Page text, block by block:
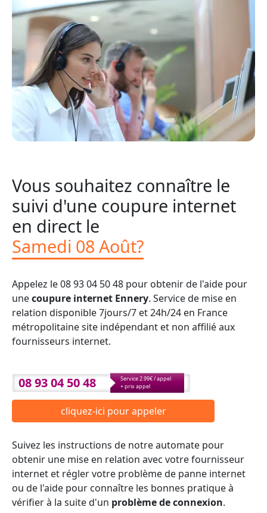
Vous souhaitez connaître le
suivi d'une coupure internet
en direct le
Samedi 08 Août?
Appelez le 08 93 04 50 48 pour obtenir de l'aide pour
unecoupure internet Ennery. Service de mise en
relation disponible 7jours/7 et 24h/24 en France
métropolitaine site indépendant et non affilié aux
fournisseurs internet.
08 93 04 50 48
Service 2.99€ / appel
+ prix appel
cliquez-ici pour appeler
Suivez les instructions de notre automate pour
obtenir une mise en relation avec votre fournisseur
internet et régler votre problème de panne internet
ou de l'aide pour connaître les bonnes pratique à
vérifier à la suite d'un problème de connexion.